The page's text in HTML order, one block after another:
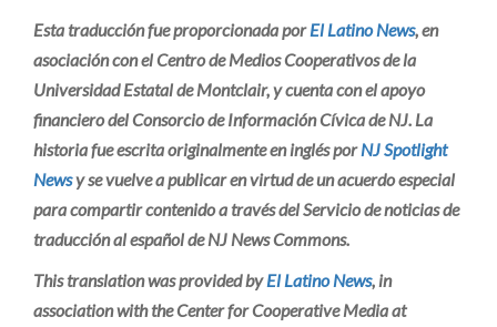
Esta traducción fue proporcionada porEl Latino News, en
asociación con el Centro de Medios Cooperativos de la
Universidad Estatal de Montclair, y cuenta con el apoyo
financiero del Consorcio de Información Cívica de NJ. La
historia fue escrita originalmente en inglés porNJ Spotlight
Newsy se vuelve a publicar en virtud de un acuerdo especial
para compartir contenido a través del Servicio de noticias de
traducción al español de NJ News Commons.
This translation was provided byEl Latino News, in
association with the Center for Cooperative Media at